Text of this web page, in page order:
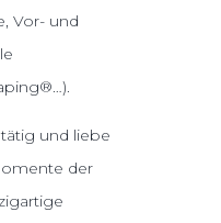
Vor- und
und liebe
der